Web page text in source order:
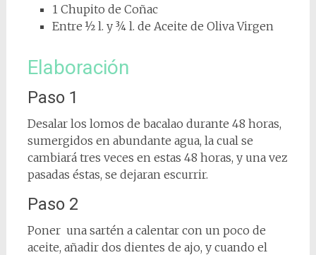
1 Chupito de Coñac
Entre ½ l. y ¾ l. de Aceite de Oliva Virgen
Elaboración
Paso 1
Desalar los lomos de bacalao durante 48 horas,
sumergidos en abundante agua, la cual se
cambiará tres veces en estas 48 horas, y una vez
pasadas éstas, se dejaran escurrir.
Paso 2
Poner una sartén a calentar con un poco de
aceite, añadir dos dientes de ajo, y cuando el